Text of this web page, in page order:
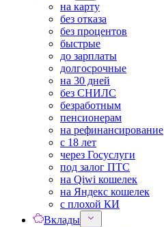
на карту
без отказа
без процентов
быстрые
до зарплаты
долгосрочные
на 30 дней
без СНИЛС
безработным
пенсионерам
на рефинансирование
с 18 лет
через Госуслуги
под залог ПТС
на Qiwi кошелек
на Яндекс кошелек
с плохой КИ
Вклады